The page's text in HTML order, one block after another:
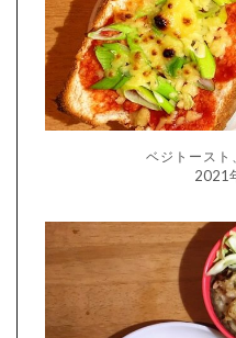
ベジトースト
2021